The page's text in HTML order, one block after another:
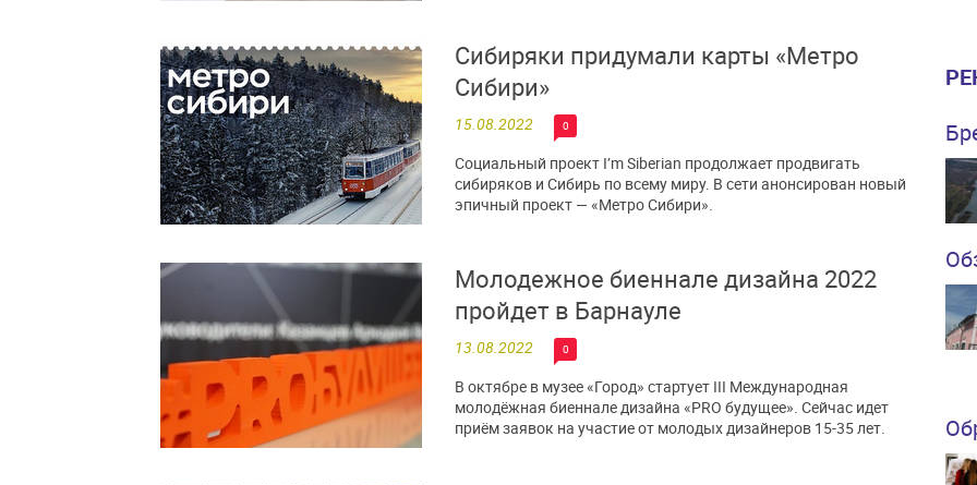
Сибиряки придумали карты «Метро
Сибири»
15.08.2022 0
Социальный проект I’m Siberian продолжает продвигать
сибиряков и Сибирь по всему миру. В сети анонсирован новый
эпичный проект — «Метро Сибири».
Молодежное биеннале дизайна 2022
пройдет в Барнауле
13.08.2022 0
В октябре в музее «Город» стартует III Международная
молодёжная биеннале дизайна «PRO будущее». Сейчас идет
приём заявок на участие от молодых дизайнеров 15-35 лет.